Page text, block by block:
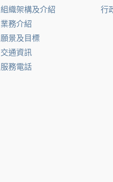
組織架構及介紹
業務介紹
願景及目標
交通資訊
服務電話
行